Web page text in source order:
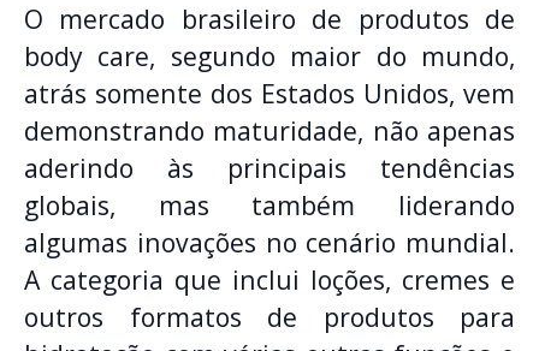
O mercado brasileiro de produtos de
body care, segundo maior do mundo,
atrás somente dos Estados Unidos, vem
demonstrando maturidade, não apenas
aderindo às principais tendências
globais, mas também liderando
algumas inovações no cenário mundial.
A categoria que inclui loções, cremes e
outros formatos de produtos para